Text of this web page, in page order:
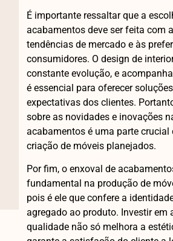
É importante ressaltar que a
acabamentos deve ser feita com
tendências de mercado e às
consumidores. O design de
constante evolução, e
é essencial para oferecer
expectativas dos clientes.
sobre as novidades e inovações
acabamentos é uma parte crucial
criação de móveis planejados.
Por fim, o enxoval de
fundamental na produção de
pois é ele que confere a
agregado ao produto. Investir em
qualidade não só melhora a